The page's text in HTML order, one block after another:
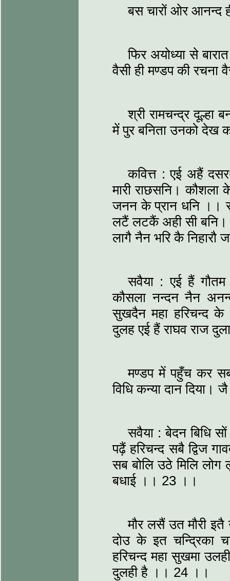
बस चारों ओर आनन्द
फिर अयोध्या से
वैसी ही मण्डप की रचना
श्री रामचन्द्र दूल्हा
में पुर बनिता उनको
कवित्त : एई अहैं
मारी राछसनि। कौशला
जनन के प्रान धनि ।।
लटैं लटकैं अही सी बनि।
लागै नैन भरि कै
सवैया : एई हैं
कौसला नन्दन नैन
सुखदैन महा हरिचन्द के
दुलह एई हैं राघव राज
मण्डप में पहुँच कर
विधि कन्या दान
सवैया : बेदन बिधि
पढ़ैं हरिचन्द सबै द्विज
सब बोलि उठे मिलि लोग
बधाई ।। 23 ।।
मौर लसैं उत मौरी
दोउ के इत चन्द्रिका
हरिचन्द महा सुखमा
दुलही है ।। 24 ।।